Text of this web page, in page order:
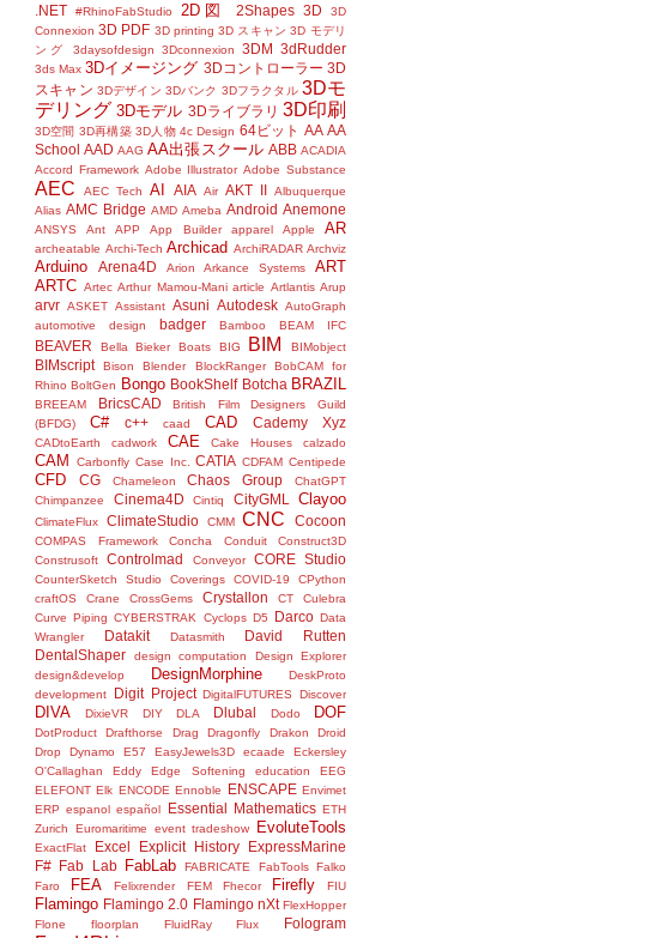
.NET #RhinoFabStudio 2D図 2Shapes 3D
3D
Connexion 3D PDF 3D printing 3D スキャン 3D モデリ
ング
3daysofdesign 3Dconnexion 3DM 3dRudder
3ds Max 3Dイメージング 3Dコントローラー 3D
スキャン 3Dデザイン 3Dバンク 3Dフラクタル 3Dモ
デリング 3Dモデル 3Dライブラリ 3D印刷
3D空間 3D再構築 3D人物 4c Design 64ビット AA AA
School AAD AAG AA出張スクール ABB ACADIA
Accord Framework Adobe Illustrator Adobe Substance
AEC AEC Tech AI AIA Air AKT II
Albuquerque
Alias AMC Bridge AMD Ameba Android Anemone
ANSYS Ant APP App Builder apparel Apple AR
archeatable Archi-Tech Archicad ArchiRADAR Archviz
Arduino Arena4D Arion Arkance Systems
ART
ARTC Artec Arthur Mamou-Mani article Artlantis Arup
arvr ASKET Assistant Asuni Autodesk AutoGraph
automotive design
badger Bamboo BEAM IFC
BEAVER Bella Bieker Boats BIG BIM BIMobject
BIMscript Bison Blender BlockRanger
BobCAM for
Rhino BoltGen Bongo BookShelf Botcha BRAZIL
BREEAM BricsCAD
British Film Designers Guild
(BFDG)
C# c++ caad CAD Cademy Xyz
CADtoEarth cadwork CAE Cake Houses calzado
CAM Carbonfly Case Inc. CATIA CDFAM Centipede
CFD CG Chameleon Chaos Group
ChatGPT
Chimpanzee
Cinema4D Cintiq CityGML Clayoo
ClimateFlux ClimateStudio CMM CNC Cocoon
COMPAS Framework Concha Conduit
Construct3D
Construsoft
Controlmad Conveyor CORE Studio
CounterSketch Studio Coverings COVID-19
CPython
craftOS
Crane CrossGems Crystallon CT
Culebra
Curve Piping CYBERSTRAK Cyclops D5 Darco Data
Wrangler
Datakit Datasmith
David Rutten
DentalShaper
design computation
Design Explorer
design&develop
DesignMorphine
DeskProto
development
Digit Project DigitalFUTURES Discover
DIVA DixieVR DIY DLA Dlubal Dodo DOF
DotProduct Drafthorse Drag Dragonfly Drakon
Droid
Drop
Dynamo E57 EasyJewels3D ecaade
Eckersley
O'Callaghan
Eddy Edge Softening education
EEG
ELEFONT Elk ENCODE Ennoble ENSCAPE Envimet
ERP espanol español Essential Mathematics ETH
Zurich
Euromaritime event tradeshow EvoluteTools
ExactFlat Excel Explicit History
ExpressMarine
F#
Fab Lab FabLab FABRICATE FabTools Falko
Faro
FEA Felixrender FEM Fhecor Firefly FIU
Flamingo Flamingo 2.0 Flamingo nXt FlexHopper
Flone
floorplan FluidRay Flux Fologram